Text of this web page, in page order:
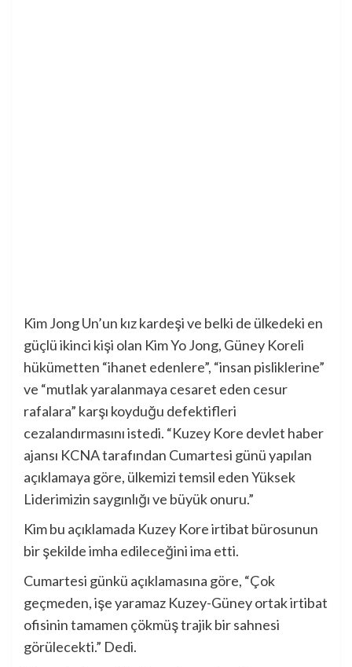
Kim Jong Un’un kız kardeşi ve belki de ülkedeki en
güçlü ikinci kişi olan Kim Yo Jong, Güney Koreli
hükümetten “ihanet edenlere”, “insan pisliklerine”
ve “mutlak yaralanmaya cesaret eden cesur
rafalara” karşı koyduğu defektifleri
cezalandırmasını istedi. “Kuzey Kore devlet haber
ajansı KCNA tarafından Cumartesi günü yapılan
açıklamaya göre, ülkemizi temsil eden Yüksek
Liderimizin saygınlığı ve büyük onuru.”
Kim bu açıklamada Kuzey Kore irtibat bürosunun
bir şekilde imha edileceğini ima etti.
Cumartesi günkü açıklamasına göre, “Çok
geçmeden, işe yaramaz Kuzey-Güney ortak irtibat
ofisinin tamamen çökmüş trajik bir sahnesi
görülecekti.” Dedi.